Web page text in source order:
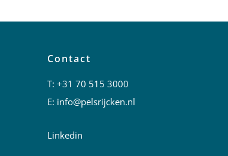
Contact
T:+31 70 515 3000
E: info@pelsrijcken.nl
Linkedin